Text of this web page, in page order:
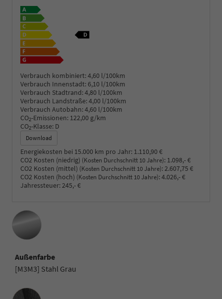
Verbrauch kombiniert:4,60 l/100km
Verbrauch Innenstadt: 6,10 l/100km
Verbrauch Stadtrand:4,80 l/100km
Verbrauch Landstraße:4,00 l/100km
Verbrauch Autobahn:4,60 l/100km
CO2-Emissionen: 122,00 g/km
CO2-Klasse: D
Download
Energiekosten bei 15.000 km pro Jahr: 1.110,90 €
CO2 Kosten (niedrig) (Kosten Durchschnitt 10 Jahre): 1.098,- €
CO2 Kosten (mittel) (Kosten Durchschnitt 10 Jahre): 2.607,75 €
CO2 Kosten (hoch) (Kosten Durchschnitt 10 Jahre):4.026,- €
Jahressteuer: 245,- €
Außenfarbe
[M3M3] Stahl Grau
Innenausstattung